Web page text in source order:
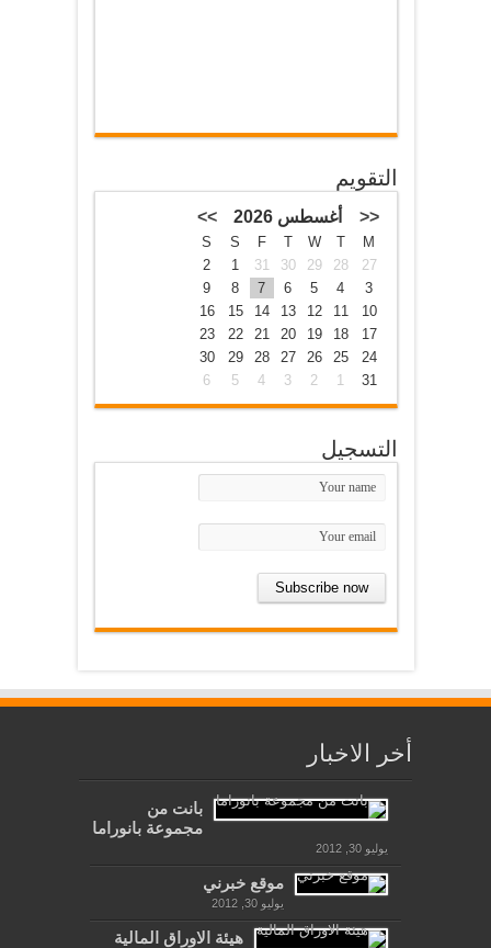
التقويم
<< أغسطس 2026 >>
M
T
W
T
F
S
S
27
28
29
30
31
1
2
3
4
5
6
7
8
9
10
11
12
13
14
15
16
17
18
19
20
21
22
23
24
25
26
27
28
29
30
31
1
2
3
4
5
6
التسجيل
أخر الاخبار
بانت من
مجموعة بانوراما
يوليو 30, 2012
موقع خبرني
يوليو 30, 2012
هيئة الاوراق المالية